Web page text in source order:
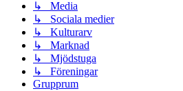
↳ Media
↳ Sociala medier
↳ Kulturarv
↳ Marknad
↳ Mjödstuga
↳ Föreningar
Grupprum